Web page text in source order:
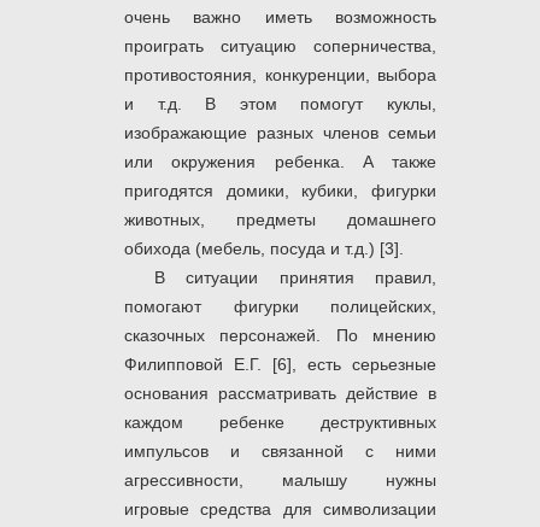
очень важно иметь возможность
проиграть ситуацию соперничества,
противостояния, конкуренции, выбора
и т.д. В этом помогут куклы,
изображающие разных членов семьи
или окружения ребенка. А также
пригодятся домики, кубики, фигурки
животных, предметы домашнего
обихода (мебель, посуда и т.д.) [3].
В ситуации принятия правил,
помогают фигурки полицейских,
сказочных персонажей. По мнению
Филипповой Е.Г. [6], есть серьезные
основания рассматривать действие в
каждом ребенке деструктивных
импульсов и связанной с ними
агрессивности, малышу нужны
игровые средства для символизации